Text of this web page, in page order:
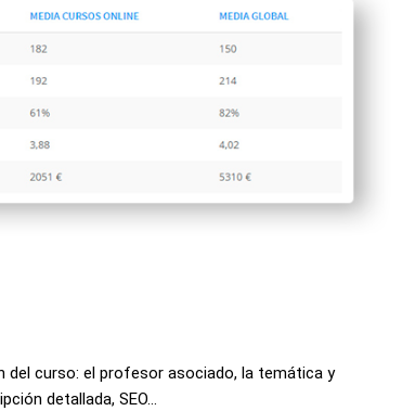
del curso: el profesor asociado, la temática y
detallada, SEO…